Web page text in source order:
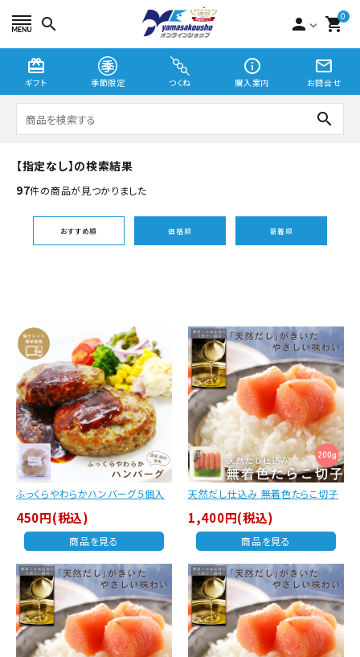
search person 0
shopping_cart
card_giftcard
ギフト 季節限定 つくね
info_outline
購入案内
mail_outline
お問合せ
search
つくね
切り身・漬魚
【指定なし】の検索結果
97件の商品が見つかりました
おすすめ順 価格順 新着順
ふっくらやわらかハンバーグ５個入
450円(税込)
商品を見る
天然だし仕込み 無着色たらこ切子
1,400円(税込)
商品を見る